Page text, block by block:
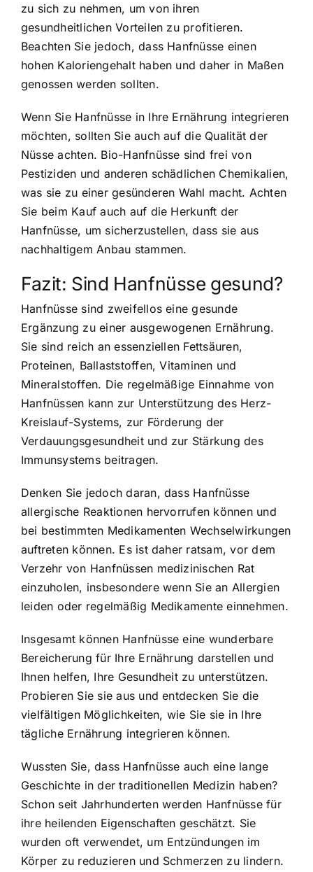
zu sich zu nehmen, um von ihren
gesundheitlichen Vorteilen zu profitieren.
Beachten Sie jedoch, dass Hanfnüsse einen
hohen Kaloriengehalt haben und daher in Maßen
genossen werden sollten.
Wenn Sie Hanfnüsse in Ihre Ernährung integrieren
möchten, sollten Sie auch auf die Qualität der
Nüsse achten. Bio-Hanfnüsse sind frei von
Pestiziden und anderen schädlichen Chemikalien,
was sie zu einer gesünderen Wahl macht. Achten
Sie beim Kauf auch auf die Herkunft der
Hanfnüsse, um sicherzustellen, dass sie aus
nachhaltigem Anbau stammen.
Fazit: Sind Hanfnüsse gesund?
Hanfnüsse sind zweifellos eine gesunde
Ergänzung zu einer ausgewogenen Ernährung.
Sie sind reich an essenziellen Fettsäuren,
Proteinen, Ballaststoffen, Vitaminen und
Mineralstoffen. Die regelmäßige Einnahme von
Hanfnüssen kann zur Unterstützung des Herz-
Kreislauf-Systems, zur Förderung der
Verdauungsgesundheit und zur Stärkung des
Immunsystems beitragen.
Denken Sie jedoch daran, dass Hanfnüsse
allergische Reaktionen hervorrufen können und
bei bestimmten Medikamenten Wechselwirkungen
auftreten können. Es ist daher ratsam, vor dem
Verzehr von Hanfnüssen medizinischen Rat
einzuholen, insbesondere wenn Sie an Allergien
leiden oder regelmäßig Medikamente einnehmen.
Insgesamt können Hanfnüsse eine wunderbare
Bereicherung für Ihre Ernährung darstellen und
Ihnen helfen, Ihre Gesundheit zu unterstützen.
Probieren Sie sie aus und entdecken Sie die
vielfältigen Möglichkeiten, wie Sie sie in Ihre
tägliche Ernährung integrieren können.
Wussten Sie, dass Hanfnüsse auch eine lange
Geschichte in der traditionellen Medizin haben?
Schon seit Jahrhunderten werden Hanfnüsse für
ihre heilenden Eigenschaften geschätzt. Sie
wurden oft verwendet, um Entzündungen im
Körper zu reduzieren und Schmerzen zu lindern.